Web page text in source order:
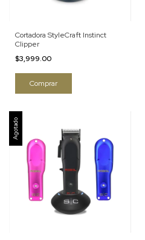
Cortadora StyleCraft Instinct
Clipper
$3,999.00
Agotado